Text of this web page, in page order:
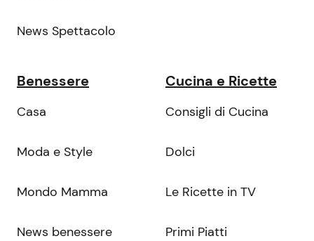
News Spettacolo
Benessere
Casa
Moda e Style
Mondo Mamma
News benessere
Cucina e Ricette
Consigli di Cucina
Dolci
Le Ricette in TV
Primi Piatti